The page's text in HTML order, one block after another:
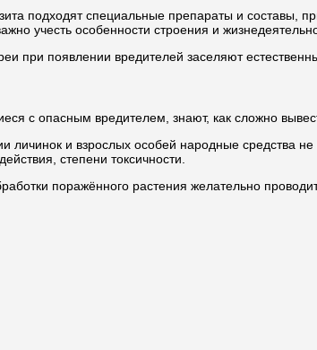
подходят специальные препараты и составы,
учесть особенности строения и
при появлении вредителей заселяют
с опасным вредителем, знают, как сложно
личинок и взрослых особей народные средства
степени токсичности.
поражённого растения желательно